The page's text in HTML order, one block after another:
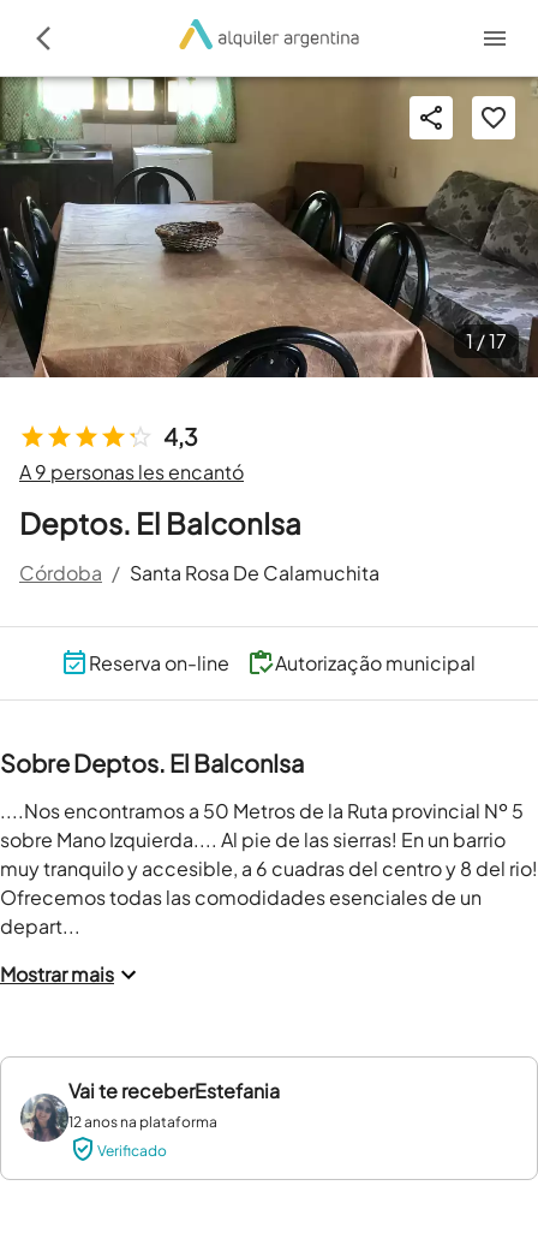
4,3
A 9 personas les encantó
Deptos. El BalconIsa
Córdoba / Santa Rosa De Calamuchita
1 /17
Reserva on-line Autorização municipal
Sobre Deptos. El BalconIsa
....Nos encontramos a 50 Metros de la Ruta provincial Nº 5
sobre Mano Izquierda.... Al pie de las sierras! En un barrio
muy tranquilo y accesible, a 6 cuadras del centro y 8 del rio!
Ofrecemos todas las comodidades esenciales de un
depart...
Mostrar mais
Vai te receberEstefania
12 anos na plataforma
Verificado